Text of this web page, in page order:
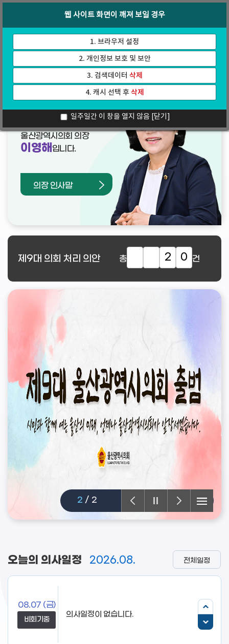
가
기
인터넷방송
웹 사이트 화면이 깨져 보일 경우
1. 브라우저 설정
2. 개인정보 보호 및 보안
3. 검색데이터 삭제
4. 캐시 선택 후삭제
일주일간 이 창을 열지 않음 [닫기]
2 / 2
열린의장실
울산광역시의회 의장
이영해 입니다.
의장 인사말
제9대 의회 처리 의안 총 2 0 건
오늘의 의사일정 2026.08.
08.07 (금)
비회기중
전체일정